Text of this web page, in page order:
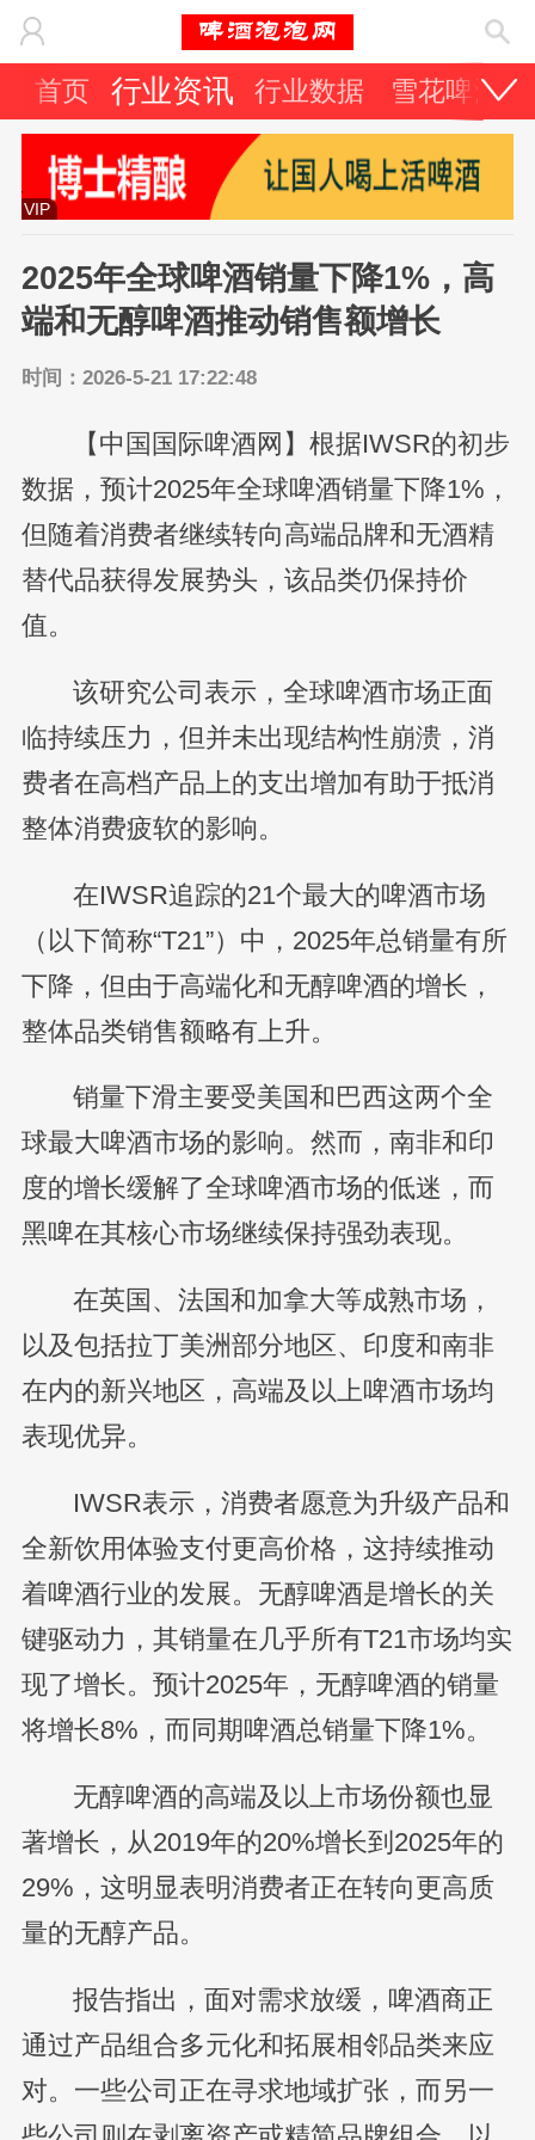
首页 行业资讯 行业数据 雪花啤酒
VIP
2025年全球啤酒销量下降1%，高
端和无醇啤酒推动销售额增长
时间：2026-5-21 17:22:48
【中国国际啤酒网】根据IWSR的初步
数据，预计2025年全球啤酒销量下降1%，
但随着消费者继续转向高端品牌和无酒精
替代品获得发展势头，该品类仍保持价
值。
该研究公司表示，全球啤酒市场正面
临持续压力，但并未出现结构性崩溃，消
费者在高档产品上的支出增加有助于抵消
整体消费疲软的影响。
在IWSR追踪的21个最大的啤酒市场
（以下简称“T21”）中，2025年总销量有所
下降，但由于高端化和无醇啤酒的增长，
整体品类销售额略有上升。
销量下滑主要受美国和巴西这两个全
球最大啤酒市场的影响。然而，南非和印
度的增长缓解了全球啤酒市场的低迷，而
黑啤在其核心市场继续保持强劲表现。
在英国、法国和加拿大等成熟市场，
以及包括拉丁美洲部分地区、印度和南非
在内的新兴地区，高端及以上啤酒市场均
表现优异。
IWSR表示，消费者愿意为升级产品和
全新饮用体验支付更高价格，这持续推动
着啤酒行业的发展。无醇啤酒是增长的关
键驱动力，其销量在几乎所有T21市场均实
现了增长。预计2025年，无醇啤酒的销量
将增长8%，而同期啤酒总销量下降1%。
无醇啤酒的高端及以上市场份额也显
著增长，从2019年的20%增长到2025年的
29%，这明显表明消费者正在转向更高质
量的无醇产品。
报告指出，面对需求放缓，啤酒商正
通过产品组合多元化和拓展相邻品类来应
对。一些公司正在寻求地域扩张，而另一